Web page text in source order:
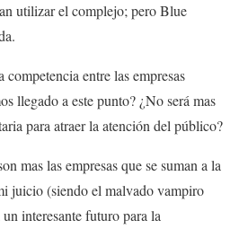
utilizar el complejo; pero Blue
competencia entre las empresas
llegado a este punto? ¿No será mas
para atraer la atención del público?
mas las empresas que se suman a la
juicio (siendo el malvado vampiro
interesante futuro para la